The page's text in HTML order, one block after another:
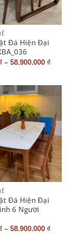
Đá Hiện Đại
– 58.900.000 ₫
Đá Hiện Đại
6 Người
– 58.900.000 ₫